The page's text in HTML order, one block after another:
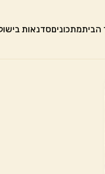
הביתמתכוניםסדנאות